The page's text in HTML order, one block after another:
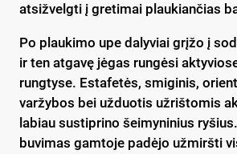
atsižvelgti į gretimai plaukiančias
Po plaukimo upe dalyviai grįžo į
ir ten atgavę jėgas rungėsi
rungtyse. Estafetės, smiginis,
varžybos bei užduotis užrištomis
labiau sustiprino šeimyninius
buvimas gamtoje padėjo užmiršti